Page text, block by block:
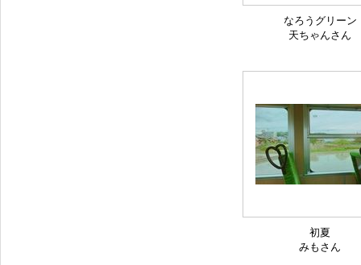
なろうグリーン
天ちゃんさん
初夏
みもさん